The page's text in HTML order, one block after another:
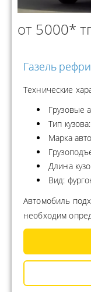
от 5000*
Газель
Технические
Грузовые
Тип
Марка
Длина
Вид:
Автомобиль
необходим